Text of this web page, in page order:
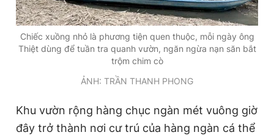
Chiếc xuồng nhỏ là phương tiện quen thuộc, mỗi ngày ông
Thiệt dùng để tuần tra quanh vườn, ngăn ngừa nạn săn bắt
trộm chim cò
ẢNH: TRẦN THANH PHONG
Khu vườn rộng hàng chục ngàn mét vuông giờ
đây trở thành nơi cư trú của hàng ngàn cá thể